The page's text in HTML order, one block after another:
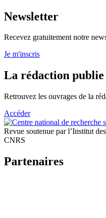
Newsletter
Recevez gratuitement notre
Je m'inscris
La rédaction publie
Retrouvez les ouvrages de la
Accéder
Revue soutenue par l’Institut
CNRS
Partenaires